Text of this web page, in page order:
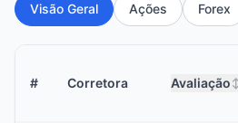
Visão Geral Ações Forex
# Corretora Avaliação